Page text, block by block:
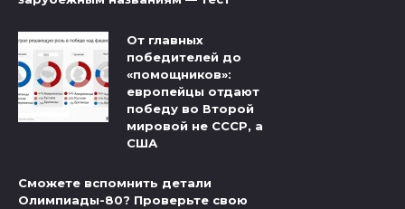
От главных
победителей до
«помощников»:
европейцы отдают
победу во Второй
мировой не СССР, а
США
Сможете вспомнить детали
Олимпиады-80? Проверьте свою